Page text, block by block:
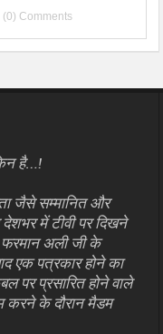
(0) Comments
है…!
जैसे सम्मानित और
में टीवी पर दिखने
फरमान अली जी के
एक पत्रकार होने का
पर प्रसारित होने वाले
के दौरान मैडम